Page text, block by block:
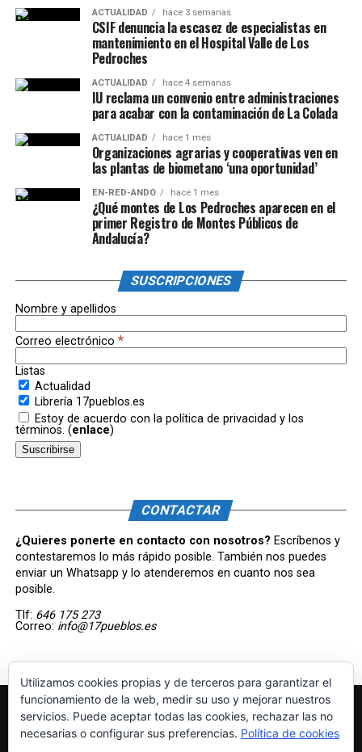
ACTUALIDAD hace 3 semanas
CSIF denuncia la escasez de especialistas en
mantenimiento en el Hospital Valle de Los
Pedroches
ACTUALIDAD hace 4 semanas
IU reclama un convenio entre administraciones
para acabar con la contaminación de La Colada
ACTUALIDAD hace 1 mes
Organizaciones agrarias y cooperativas ven en
las plantas de biometano ‘una oportunidad’
EN-RED-ANDO hace 1 mes
¿Qué montes de Los Pedroches aparecen en el
primer Registro de Montes Públicos de
Andalucía?
SUSCRIPCIONES
Nombre y apellidos
Correo electrónico *
Listas
Actualidad
Librería 17pueblos.es
Estoy de acuerdo con la política de privacidad y los
términos. (enlace)
CONTACTAR
¿Quieres ponerte en contacto con nosotros? Escríbenos y
contestaremos lo más rápido posible. También nos puedes
enviar un Whatsapp y lo atenderemos en cuanto nos sea
posible.
Tlf: 646 175 273
Correo: info@17pueblos.es
Utilizamos cookies propias y de terceros para garantizar el
funcionamiento de la web, medir su uso y mejorar nuestros
servicios. Puede aceptar todas las cookies, rechazar las no
necesarias o configurar sus preferencias. Política de cookies